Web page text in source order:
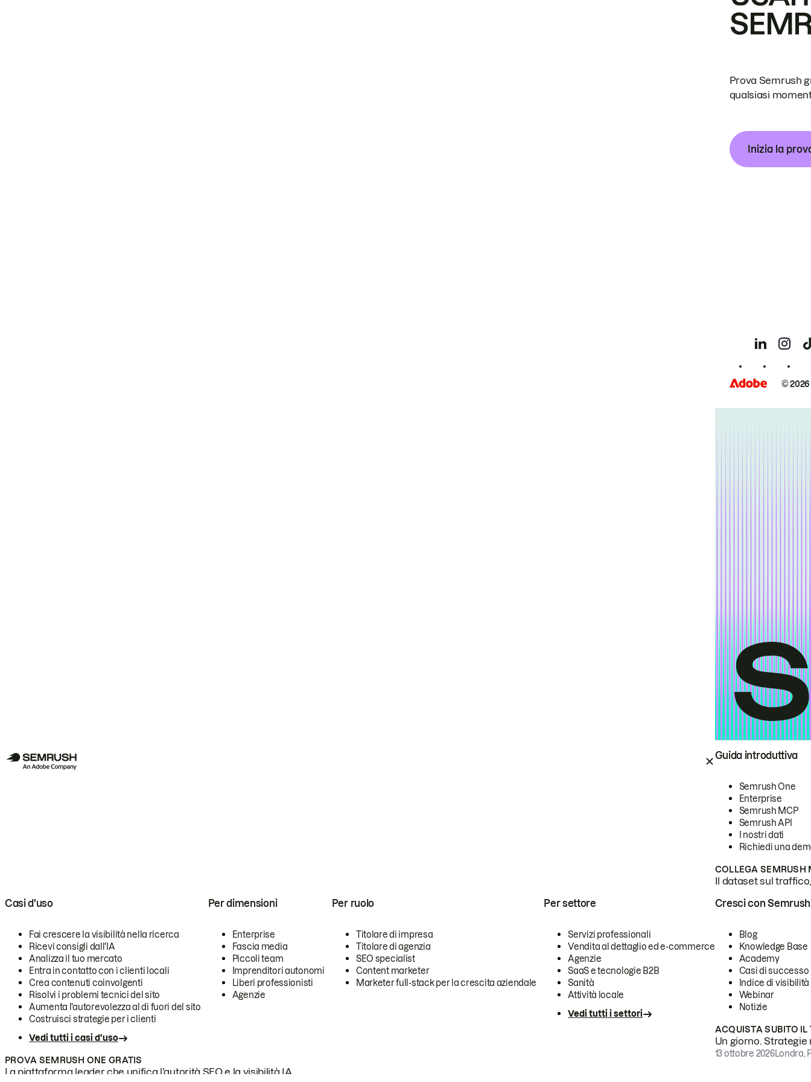
Guida introduttiva
Semrush One
Enterprise
Semrush MCP
Semrush API
I nostri dati
Richiedi una
COLLEGA SEMRUSH
Il dataset sul
Casi d'uso
Fai crescere la visibilità nella ricerca
Ricevi consigli dall'IA
Analizza il tuo mercato
Entra in contatto con i clienti locali
Crea contenuti coinvolgenti
Risolvi i problemi tecnici del sito
Aumenta l'autorevolezza al di fuori del sito
Costruisci strategie per i clienti
Vedi tutti i casi d'uso
Per dimensioni
Enterprise
Fascia media
Piccoli team
Imprenditori autonomi
Liberi professionisti
Agenzie
Per ruolo
Titolare di impresa
Titolare di agenzia
SEO specialist
Content marketer
Marketer full-stack per la crescita aziendale
Per settore
Servizi professionali
Vendita al dettaglio ed e-commerce
Agenzie
SaaS e tecnologie B2B
Sanità
Attività locale
Vedi tutti i settori
PROVA SEMRUSH ONE GRATIS
La piattaforma leader che unifica l'autorità SEO e la visibilità IA.
Cresci con Semrush
Blog
Knowledge Base
Academy
Casi di successo
Indice di visibilità
Webinar
Notizie
ACQUISTA SUBITO IL
Un giorno.
13 ottobre 2026Londra,
Prova Semrush
qualsiasi
Inizia la
©